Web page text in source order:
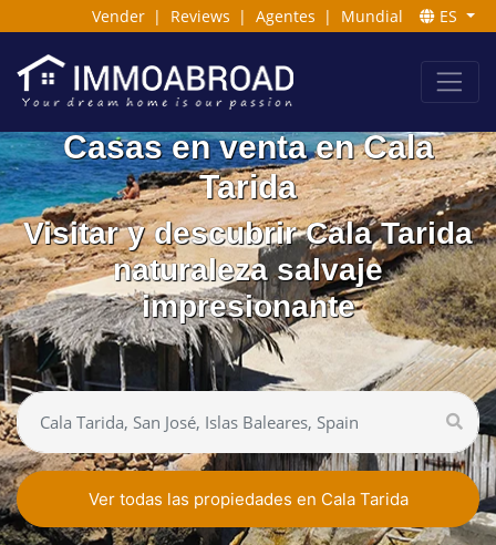
Vender | Reviews | Agentes | Mundial ES
Casas en venta en Cala
Tarida
Visitar y descubrir Cala Tarida
naturaleza salvaje
impresionante
Ver todas las propiedades en Cala Tarida